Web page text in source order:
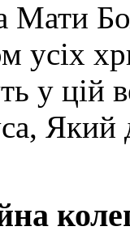
Мати
усіх
у цій